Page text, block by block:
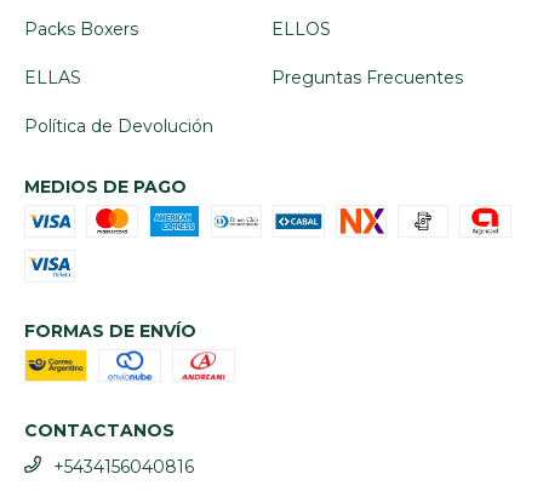
Packs Boxers ELLOS
ELLAS Preguntas Frecuentes
Política de Devolución
MEDIOS DE PAGO
FORMAS DE ENVÍO
CONTACTANOS
+5434156040816